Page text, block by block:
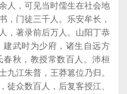
人，可见当时儒生在社会地
，门徒三千人。乐安牟长，
，著录前后万人。山阳丁恭
武时为少府，诸生自远方
秋，教授常数百人。沛桓
九江朱普，王莽篡位乃归。
徒众数百人，后复客授江、